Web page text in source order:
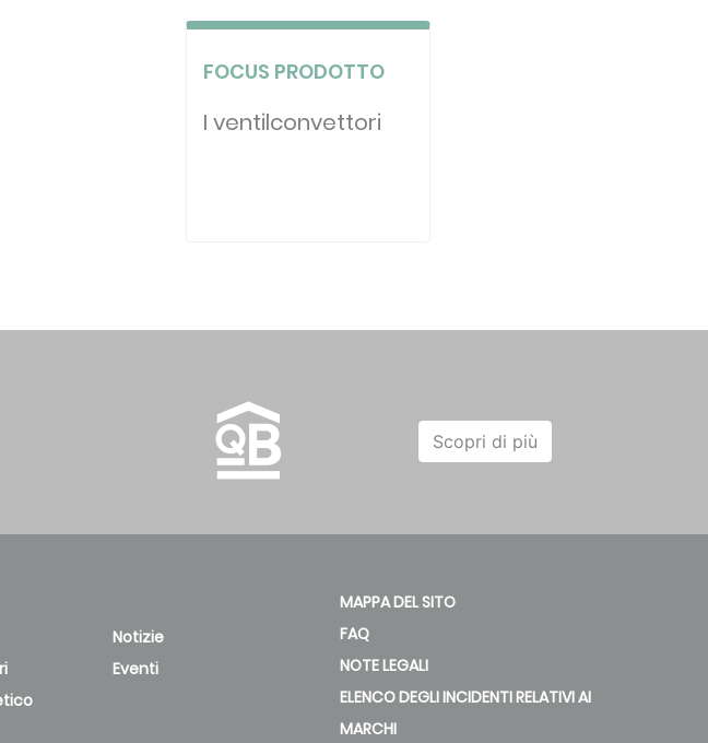
FOCUS PRODOTTO
I ventilconvettori
Scopri di più
Notizie
Eventi
MAPPA DEL SITO
FAQ
NOTE LEGALI
ELENCO DEGLI INCIDENTI RELATIVI AI
MARCHI